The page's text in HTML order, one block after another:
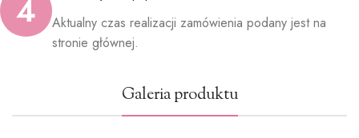
4
Aktualny czas realizacji zamówienia podany jest na
stronie głównej.
Galeria produktu